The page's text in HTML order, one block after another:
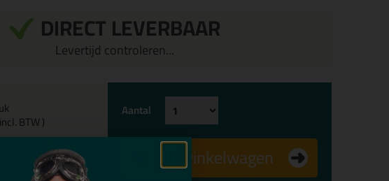
DIRECT LEVERBAAR
Levertijd controleren...
incl. BTW )
Aantal
In winkelwagen